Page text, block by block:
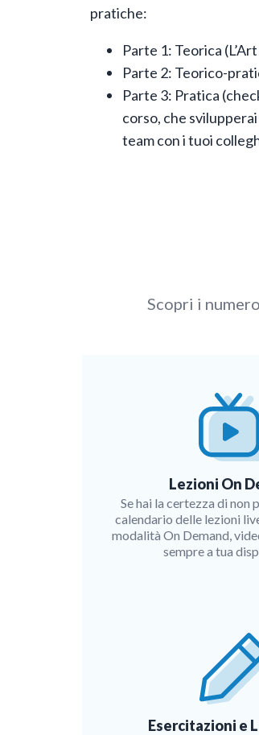
pratiche:
Parte 1: Teorica
Parte 2: Teorico-
Parte 3: Pratica
corso, che
team con i tuoi
Scopri i
Lezioni On
Se hai la certezza di non
calendario delle lezioni
modalità On Demand,
sempre a tua
Esercitazioni e